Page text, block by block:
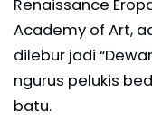
Renaissance
Academy of Art,
dilebur jadi
ngurus pelukis
batu.